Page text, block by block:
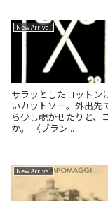
New Arrival
サラッとしたコットン
いカットソー。外出先
ら少し覗かせたりと、
か。 〈ブラン...
New Arrival